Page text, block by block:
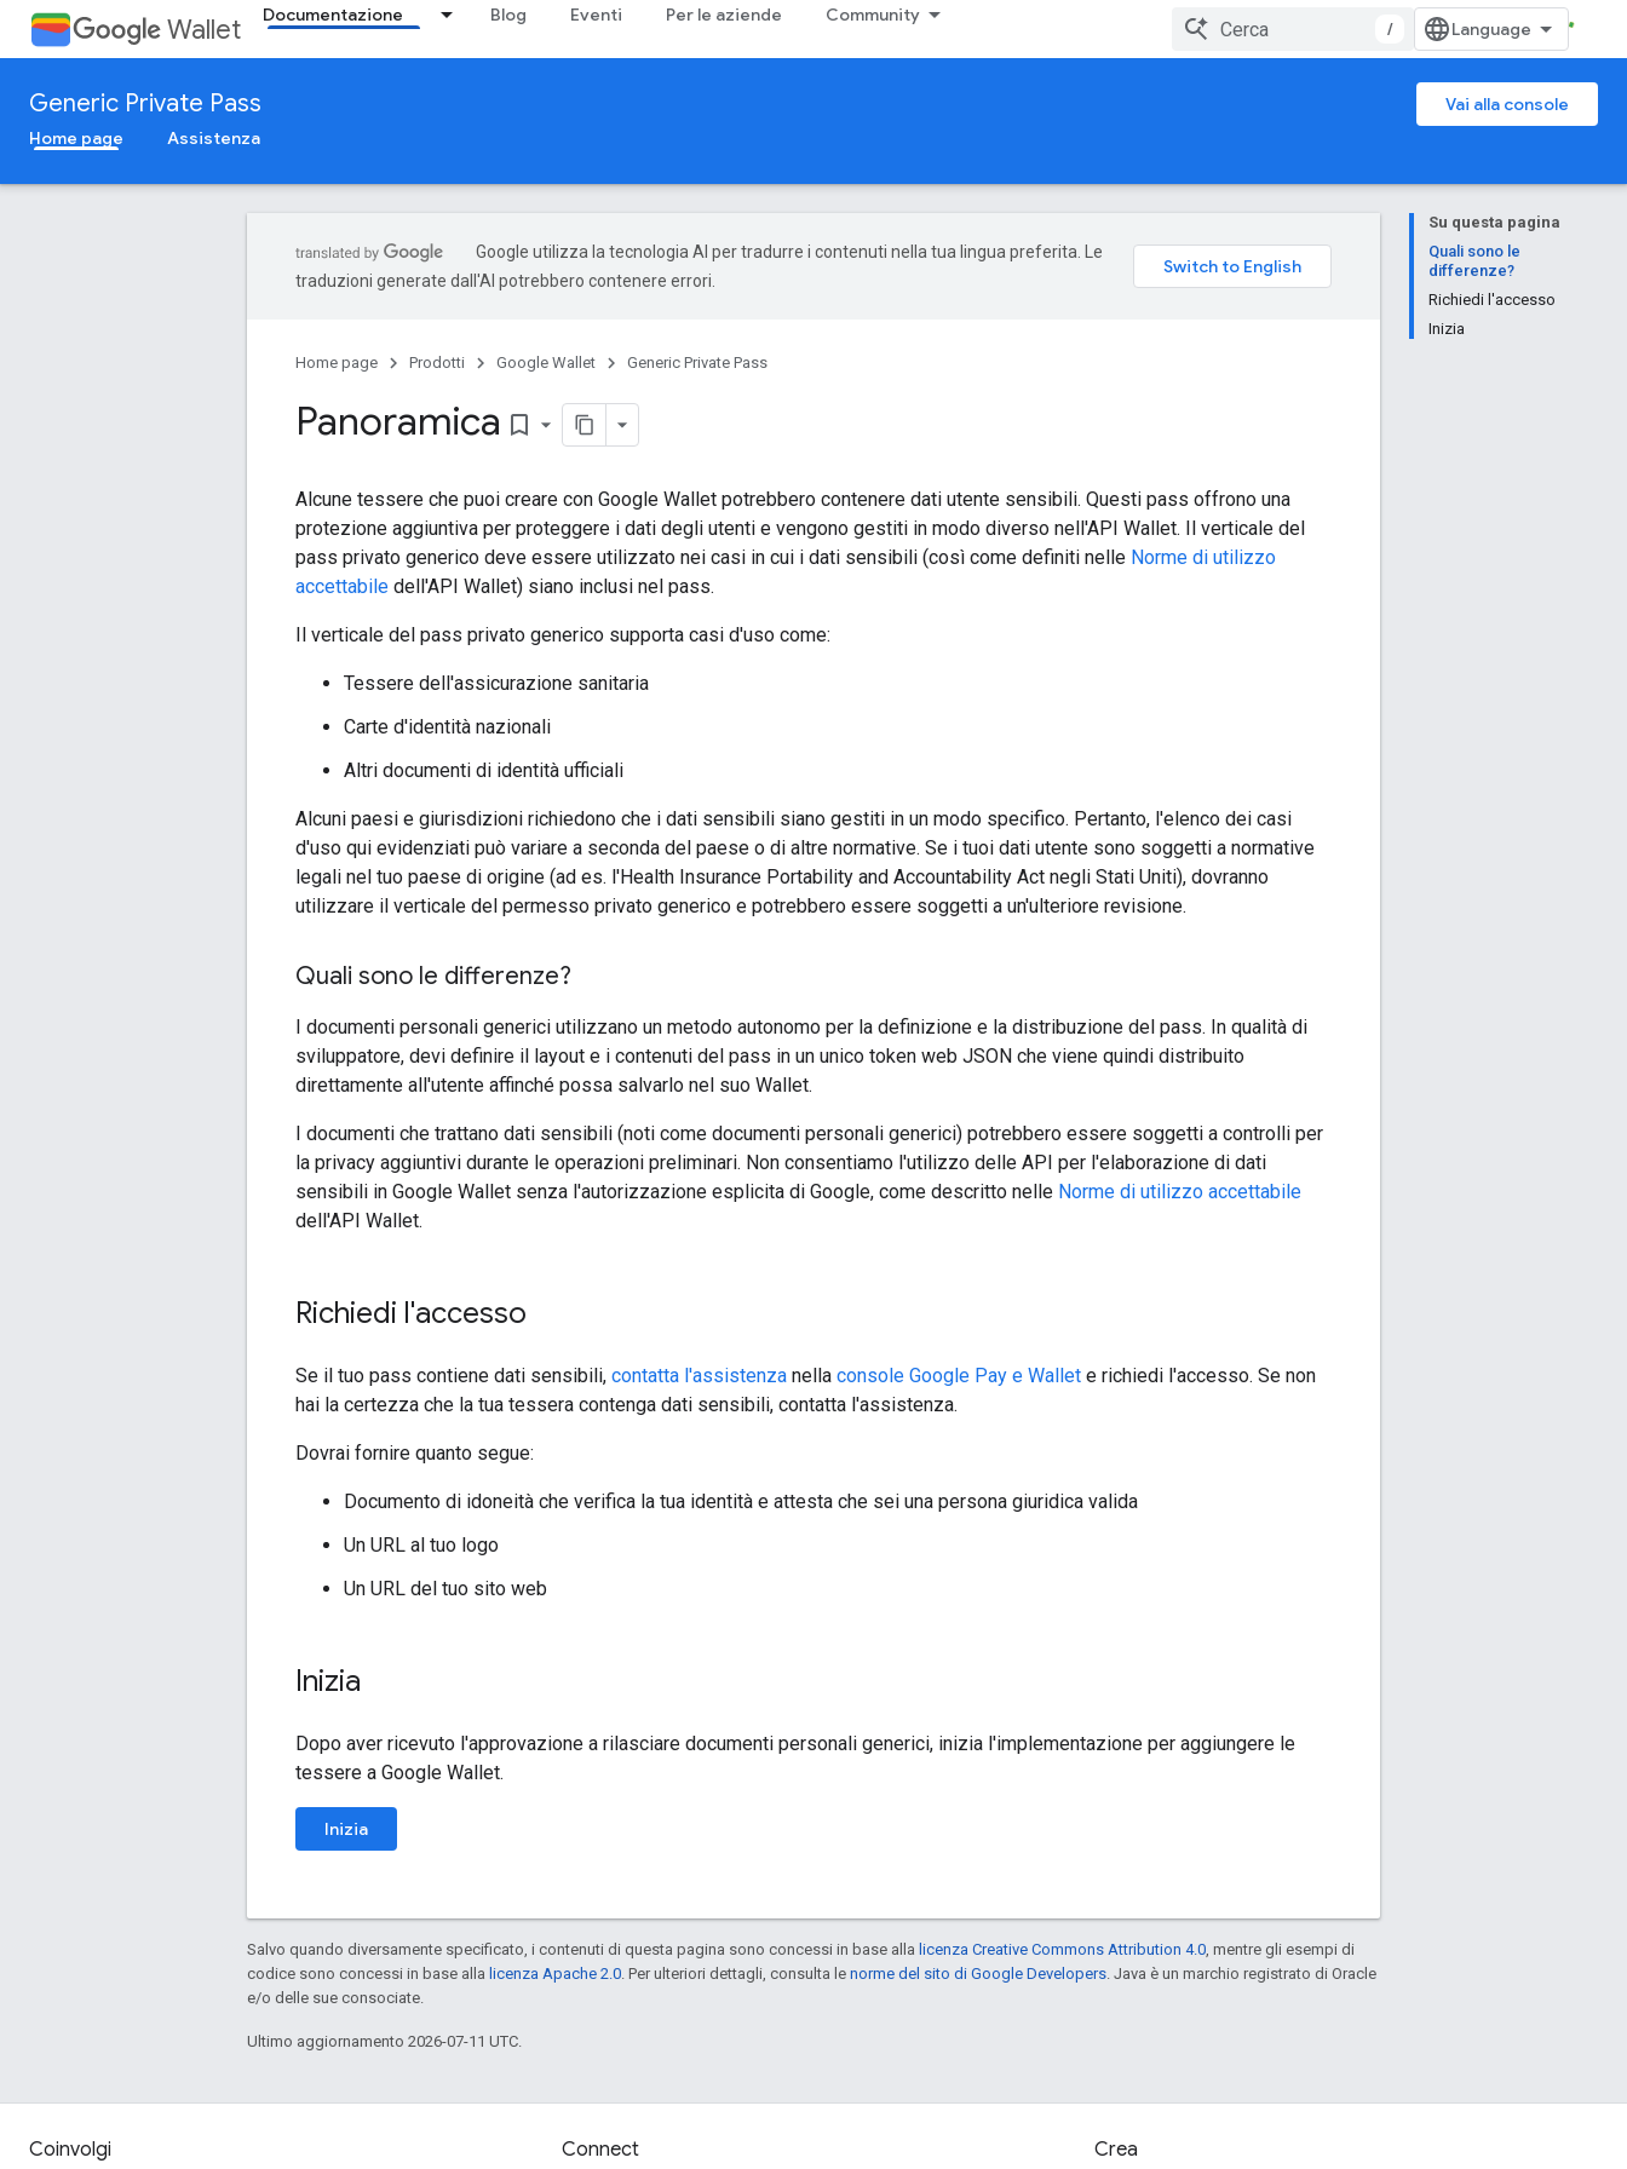
Wallet Documentazione Blog Eventi Per le aziende Community
/
Generic Private Pass
Vai alla console
Home page
Assistenza
Su questa pagina
Quali sono le
differenze?
Richiedi l'accesso
Inizia
Google utilizza la tecnologia AI per tradurre i contenuti nella tua lingua preferita. Le
traduzioni generate dall'AI potrebbero contenere errori.
Home page Prodotti Google Wallet Generic Private Pass
Panoramica bookmark_border
Alcune tessere che puoi creare con Google Wallet potrebbero contenere dati utente sensibili. Questi pass offrono una
protezione aggiuntiva per proteggere i dati degli utenti e vengono gestiti in modo diverso nell'API Wallet. Il verticale del
pass privato generico deve essere utilizzato nei casi in cui i dati sensibili (così come definiti nelle Norme di utilizzo
accettabile dell'API Wallet) siano inclusi nel pass.
Il verticale del pass privato generico supporta casi d'uso come:
Tessere dell'assicurazione sanitaria
Carte d'identità nazionali
Altri documenti di identità ufficiali
Alcuni paesi e giurisdizioni richiedono che i dati sensibili siano gestiti in un modo specifico. Pertanto, l'elenco dei casi
d'uso qui evidenziati può variare a seconda del paese o di altre normative. Se i tuoi dati utente sono soggetti a normative
legali nel tuo paese di origine (ad es. l'Health Insurance Portability and Accountability Act negli Stati Uniti), dovranno
utilizzare il verticale del permesso privato generico e potrebbero essere soggetti a un'ulteriore revisione.
Quali sono le differenze?
I documenti personali generici utilizzano un metodo autonomo per la definizione e la distribuzione del pass. In qualità di
sviluppatore, devi definire il layout e i contenuti del pass in un unico token web JSON che viene quindi distribuito
direttamente all'utente affinché possa salvarlo nel suo Wallet.
I documenti che trattano dati sensibili (noti come documenti personali generici) potrebbero essere soggetti a controlli per
la privacy aggiuntivi durante le operazioni preliminari. Non consentiamo l'utilizzo delle API per l'elaborazione di dati
sensibili in Google Wallet senza l'autorizzazione esplicita di Google, come descritto nelle Norme di utilizzo accettabile
dell'API Wallet.
Richiedi l'accesso
Se il tuo pass contiene dati sensibili, contatta l'assistenza nella console Google Pay e Wallet e richiedi l'accesso. Se non
hai la certezza che la tua tessera contenga dati sensibili, contatta l'assistenza.
Dovrai fornire quanto segue:
Documento di idoneità che verifica la tua identità e attesta che sei una persona giuridica valida
Un URL al tuo logo
Un URL del tuo sito web
Inizia
Dopo aver ricevuto l'approvazione a rilasciare documenti personali generici, inizia l'implementazione per aggiungere le
tessere a Google Wallet.
Inizia
Salvo quando diversamente specificato, i contenuti di questa pagina sono concessi in base alla licenza Creative Commons Attribution 4.0 , mentre gli esempi di
codice sono concessi in base alla licenza Apache 2.0 . Per ulteriori dettagli, consulta le norme del sito di Google Developers . Java è un marchio registrato di Oracle
e/o delle sue consociate.
Ultimo aggiornamento 2026-07-11 UTC.
Coinvolgi Connect Crea